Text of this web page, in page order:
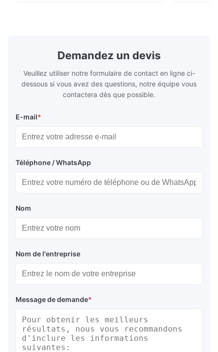
Demandez un devis
Veuillez utiliser notre formulaire de contact en ligne ci-
dessous si vous avez des questions, notre équipe vous
contactera dès que possible.
E-mail*
Téléphone / WhatsApp
Nom
Nom de l'entreprise
Message de demande*